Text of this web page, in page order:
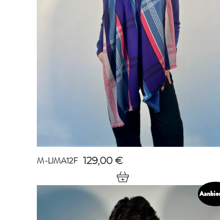
M-LIMA12F 129,00 €